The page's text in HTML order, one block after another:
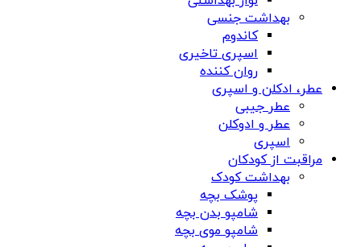
بهداشت جنسی
کاندوم
اسپری تاخیری
روان کننده
عطر، ادکلن و اسپری
عطر جیبی
عطر و ادوکلن
اسپری
مراقبت از کودکان
بهداشت کودک
پوشک بچه
شامپو بدن بچه
شامپو موی بچه